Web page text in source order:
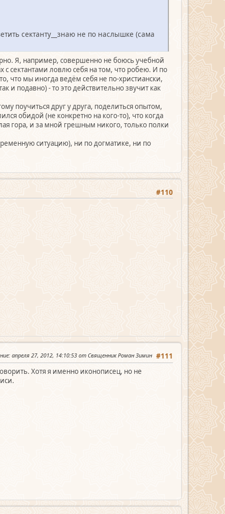
сектанту__знаю не по наслышке (сама
Я, например, совершенно не боюсь учебной
с сектантами ловлю себя на том, что робею. И по
что мы иногда ведём себя не по-христиански,
и подавно) - то это действительно звучит как
поучиться друг у друга, поделиться опытом,
обидой (не конкретно на кого-то), что когда
гора, и за мной грешным никого, только полки
ситуацию), ни по догматике, ни по
#110
#111
: апреля 27, 2012, 14:10:53 от Священник Роман Зимин
Хотя я именно иконописец, но не